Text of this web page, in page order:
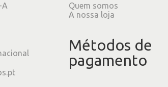
A
Quem somos
A nossa loja
Métodos de
pagamento